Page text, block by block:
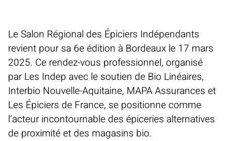
Le Salon Régional des Épiciers Indépendants
revient pour sa 6e édition à Bordeaux le 17 mars
2025. Ce rendez-vous professionnel, organisé
par Les Indep avec le soutien de Bio Linéaires,
Interbio Nouvelle-Aquitaine, MAPA Assurances et
Les Épiciers de France, se positionne comme
l’acteur incontournable des épiceries alternatives
de proximité et des magasins bio.